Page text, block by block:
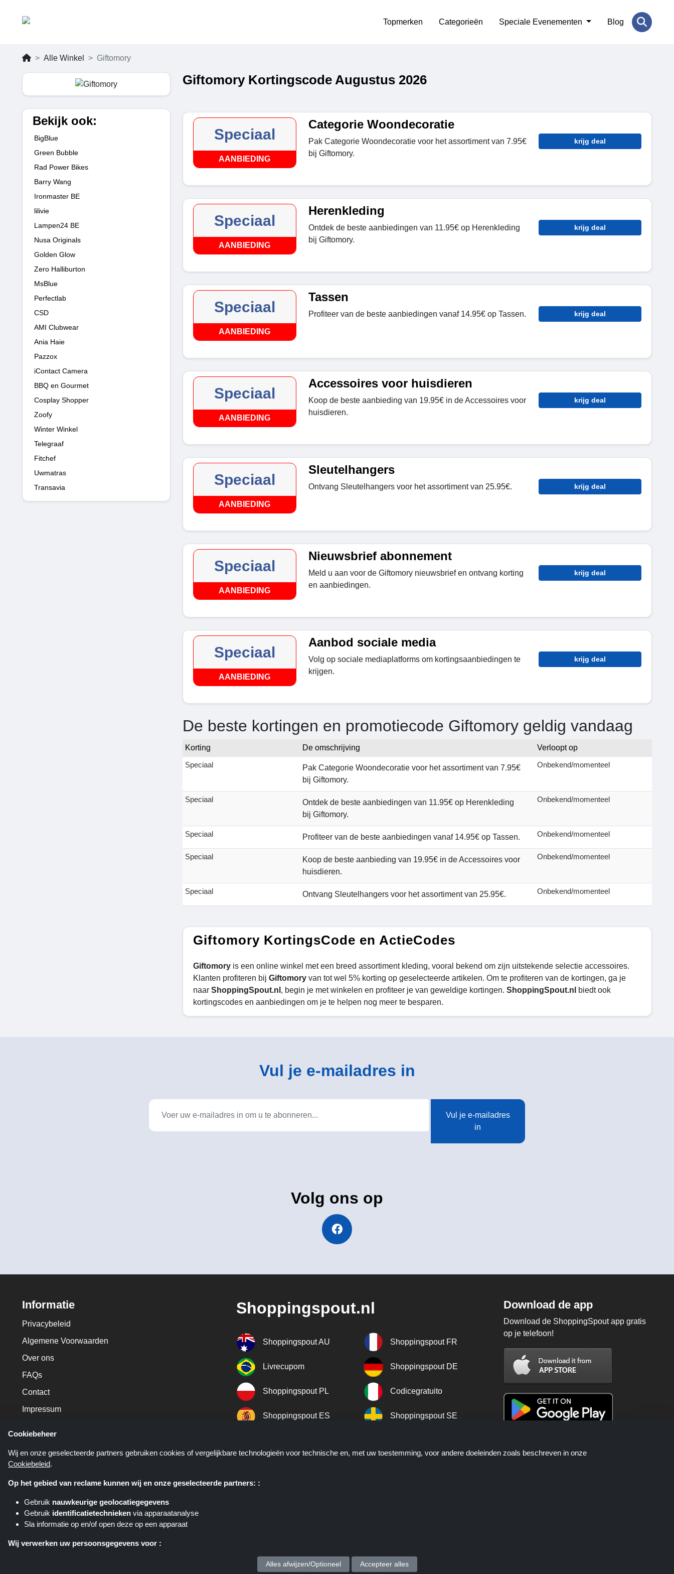
Topmerken Categorieën Speciale Evenementen Blog
Alle Winkel Giftomory
Bekijk ook:
BigBlue
Green Bubble
Rad Power Bikes
Barry Wang
Ironmaster BE
lilivie
Lampen24 BE
Nusa Originals
Golden Glow
Zero Halliburton
MsBlue
Perfectlab
CSD
AMI Clubwear
Ania Haie
Pazzox
iContact Camera
BBQ en Gourmet
Cosplay Shopper
Zoofy
Winter Winkel
Telegraaf
Fitchef
Uwmatras
Transavia
Giftomory Kortingscode Augustus 2026
Speciaal
AANBIEDING
Categorie Woondecoratie
Pak Categorie Woondecoratie voor het assortiment van 7.95€
bij Giftomory.
krijg deal
Speciaal
AANBIEDING
Herenkleding
Ontdek de beste aanbiedingen van 11.95€ op Herenkleding
bij Giftomory.
krijg deal
Speciaal
AANBIEDING
Tassen
Profiteer van de beste aanbiedingen vanaf 14.95€ op Tassen. krijg deal
Speciaal
AANBIEDING
Accessoires voor huisdieren
Koop de beste aanbieding van 19.95€ in de Accessoires voor
huisdieren.
krijg deal
Speciaal
AANBIEDING
Sleutelhangers
Ontvang Sleutelhangers voor het assortiment van 25.95€. krijg deal
Speciaal
AANBIEDING
Nieuwsbrief abonnement
Meld u aan voor de Giftomory nieuwsbrief en ontvang korting
en aanbiedingen.
krijg deal
Speciaal
AANBIEDING
Aanbod sociale media
Volg op sociale mediaplatforms om kortingsaanbiedingen te
krijgen.
krijg deal
De beste kortingen en promotiecode Giftomory geldig vandaag
Korting De omschrijving
Verloopt op
Speciaal
Pak Categorie Woondecoratie voor het assortiment van 7.95€
bij Giftomory.
Onbekend/momenteel
Speciaal
Ontdek de beste aanbiedingen van 11.95€ op Herenkleding
bij Giftomory.
Onbekend/momenteel
Speciaal Profiteer van de beste aanbiedingen vanaf 14.95€ op Tassen. Onbekend/momenteel
Speciaal
Koop de beste aanbieding van 19.95€ in de Accessoires voor
huisdieren.
Onbekend/momenteel
Speciaal Ontvang Sleutelhangers voor het assortiment van 25.95€. Onbekend/momenteel
Giftomory KortingsCode en ActieCodes
Giftomory is een online winkel met een breed assortiment kleding, vooral bekend om zijn uitstekende selectie accessoires.
Klanten profiteren bij Giftomory van tot wel 5% korting op geselecteerde artikelen. Om te profiteren van de kortingen, ga je
naar ShoppingSpout.nl , begin je met winkelen en profiteer je van geweldige kortingen. ShoppingSpout.nl
biedt ook
kortingscodes en aanbiedingen om je te helpen nog meer te besparen.
Vul je e-mailadres in
Vul je e-mailadres
in
Volg ons op
Informatie
Privacybeleid
Algemene Voorwaarden
Over ons
FAQs
Contact
Impressum
Shoppingspout.nl
Shoppingspout AU Shoppingspout FR
Livrecupom Shoppingspout DE
Shoppingspout PL Codicegratuito
Shoppingspout ES Shoppingspout SE
Download de app
Download de ShoppingSpout app gratis
op je telefoon!
Shoppingspout.nl is een website die u deals, kortingen en kortingscodes biedt; deze deals of aanbiedingen worden beschikbaar gesteld door
auteursrechten © 2026 ShoppingSpout. Alle rechten voorbehouden.
Cookiebeheer
Wij en onze geselecteerde partners gebruiken cookies of vergelijkbare technologieën voor technische en, met uw toestemming, voor andere doeleinden zoals beschreven in onze
Cookiebeleid.
Op het gebied van reclame kunnen wij en onze geselecteerde partners: :
Gebruik nauwkeurige geolocatiegegevens
Gebruik identificatietechnieken via apparaatanalyse
Sla informatie op en/of open deze op een apparaat
Wij verwerken uw persoonsgegevens voor :
Alles afwijzen/Optioneel Accepteer alles